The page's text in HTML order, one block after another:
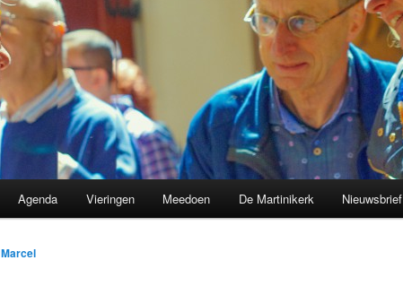
Agenda Vieringen Meedoen De Martinikerk Nieuwsbrief
Marcel